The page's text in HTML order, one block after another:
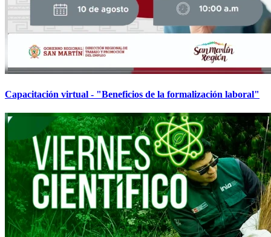
Capacitación virtual - "Beneficios de la formalización laboral"